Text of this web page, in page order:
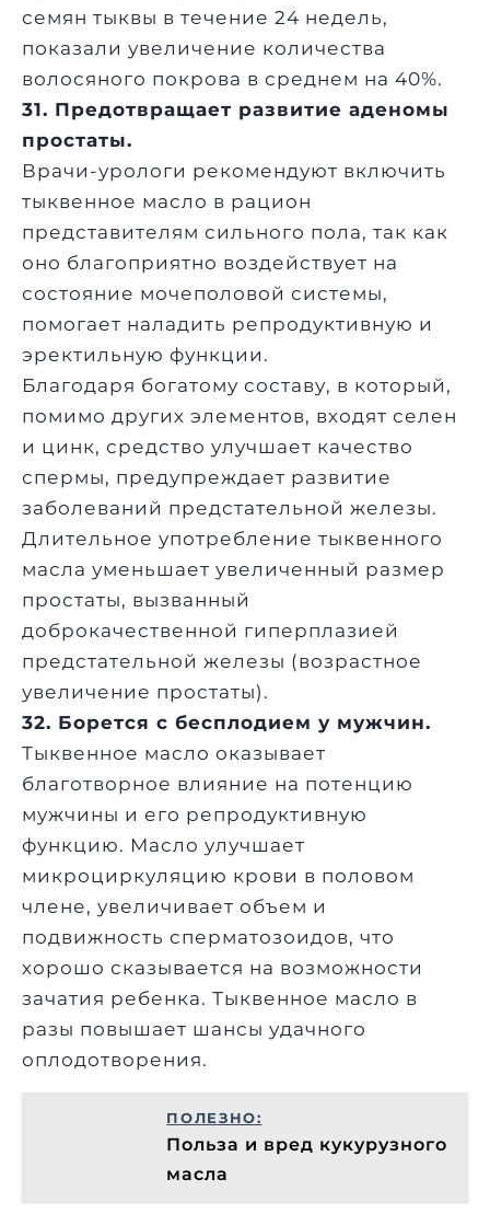
семян тыквы в течение 24 недель,
показали увеличение количества
волосяного покрова в среднем на 40%.
31. Предотвращает развитие аденомы
простаты.
Врачи-урологи рекомендуют включить
тыквенное масло в рацион
представителям сильного пола, так как
оно благоприятно воздействует на
состояние мочеполовой системы,
помогает наладить репродуктивную и
эректильную функции.
Благодаря богатому составу, в который,
помимо других элементов, входят селен
и цинк, средство улучшает качество
спермы, предупреждает развитие
заболеваний предстательной железы.
Длительное употребление тыквенного
масла уменьшает увеличенный размер
простаты, вызванный
доброкачественной гиперплазией
предстательной железы (возрастное
увеличение простаты).
32. Борется с бесплодием у мужчин.
Тыквенное масло оказывает
благотворное влияние на потенцию
мужчины и его репродуктивную
функцию. Масло улучшает
микроциркуляцию крови в половом
члене, увеличивает объем и
подвижность сперматозоидов, что
хорошо сказывается на возможности
зачатия ребенка. Тыквенное масло в
разы повышает шансы удачного
оплодотворения.
ПОЛЕЗНО:
Польза и вред кукурузного
масла